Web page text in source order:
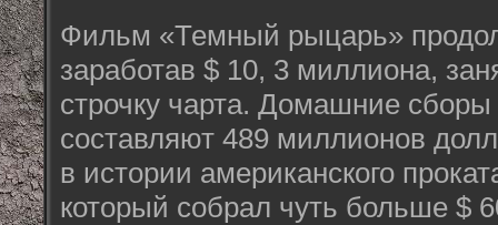
Фильм «Темный рыцарь»
заработав $ 10, 3 миллиона,
строчку чарта. Домашние сборы
составляют 489 миллионов
в истории американского
который собрал чуть больше $